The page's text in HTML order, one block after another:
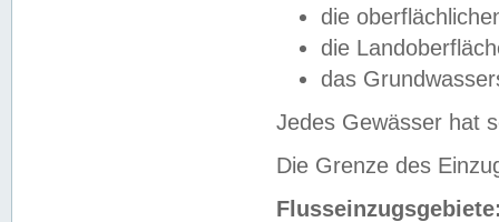
die
die
das
Jedes Gewässer hat
Die Grenze des